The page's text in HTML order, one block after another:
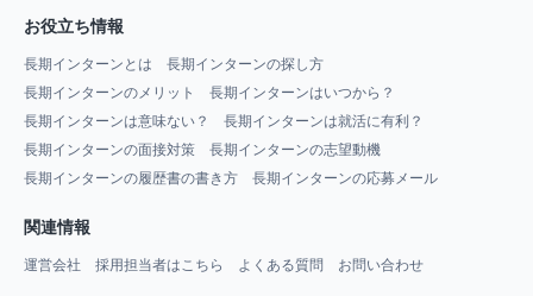
お役立ち情報
長期インターンとは
長期インターンの探し方
長期インターンのメリット
長期インターンはいつから？
長期インターンは意味ない？
長期インターンは就活に有利？
長期インターンの面接対策
長期インターンの志望動機
長期インターンの履歴書の書き方
長期インターンの応募メール
関連情報
運営会社 採用担当者はこちら よくある質問 お問い合わせ